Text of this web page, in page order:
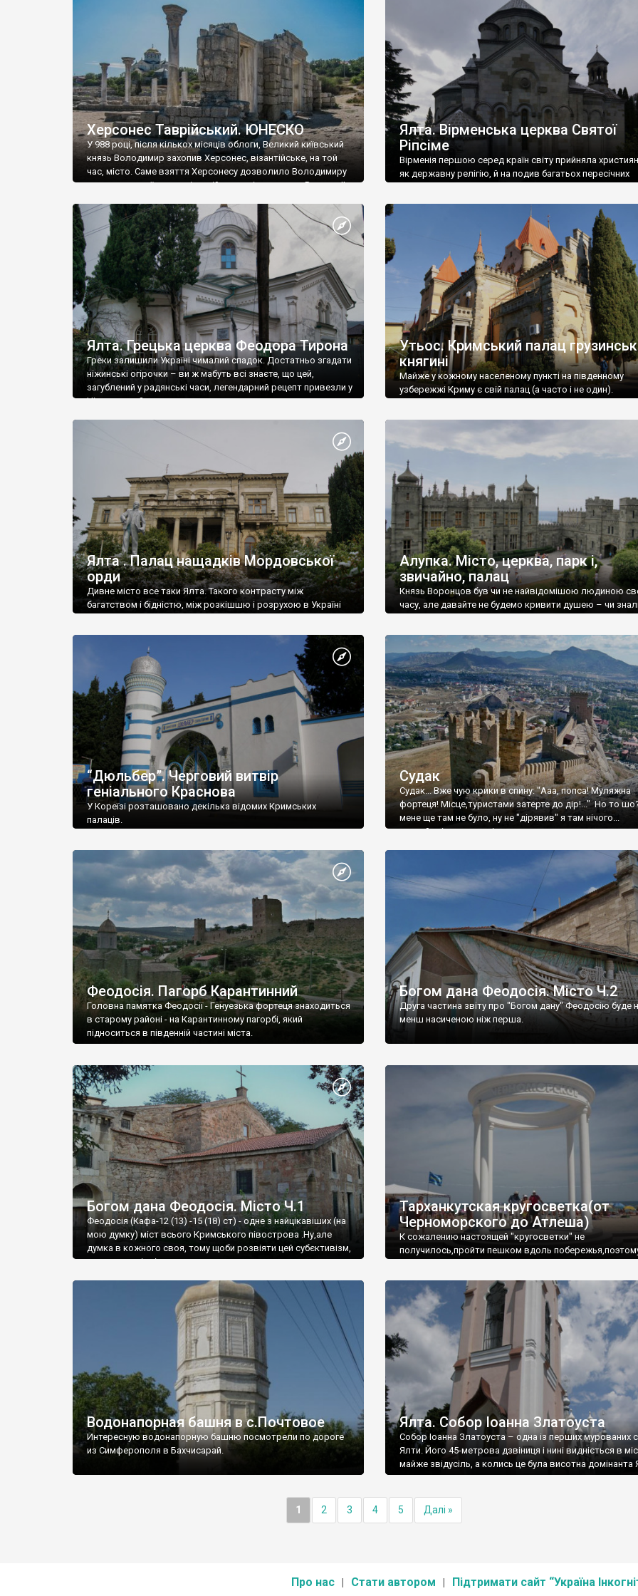
візантійської доби. Раритети викрадені з фондів об’єкту
культурної спадщини ЮНЕСКО «Херсонеса Таврійського».
Офіційно – на виставку «Золото Візантії», але експерти та
влада в Україні вважають це лише […]
називаються «повстяками» (postaki)…” “Вино. Крим
виробляє відмінне вино і його вдосталь: воно все
легке біле і дуже […]
Херсонес Таврійський. ЮНЕСКО
У 988 році, після кількох місяців облоги, Великий київський
князь Володимир захопив Херсонес, візантійське, на той
час, місто. Саме взяття Херсонесу дозволило Володимиру
диктувати свої умови візантійському імператору Василю ІІ,
Херсонесі Володимир-язичник, став Василем-
християнином. А потім було Хрещення Русі. На честь
Херсонесу Таврійського названо місто […]
Ялта. Вірменська церква Святої
Ріпсіме
Вірменія першою серед країн світу прийняла
як державну релігію, й на подив багатьох пересічних
Ялта. Грецька церква Феодора Тирона
Греки залишили Україні чималий спадок. Достатньо згадати
ніжинські огірочки – ви ж мабуть всі знаєте, що цей,
загублений у радянські часи, легендарний рецепт привезли у
Ніжин греки?
Утьос. Кримський палац
княгині
Майже у кожному населеному пункті на південному
узбережжі Криму є свій палац (а часто і не один).
Ялта . Палац нащадків Мордовської
орди
Дивне місто все таки Ялта. Такого контрасту між
багатством і бідністю, між розкішшю і розрухою в Україні
Алупка. Місто, церква, парк і,
звичайно, палац
Князь Воронцов був чи не найвідомішою людиною
часу, але давайте не будемо кривити душею – чи
“Дюльбер”. Черговий витвір
геніального Краснова
У Кореїзі розташовано декілька відомих Кримських
палаців.
Судак
Судак... Вже чую крики в спину: "Ааа, попса! Муляжна
фортеця! Місце,туристами затерте до дір!..." Но то
мене ще там не було, ну не "дірявив" я там нічого...
принаймні до цього літа.
Феодосія. Пагорб Карантинний
Головна памятка Феодосії - Генуезька фортеця знаходиться
в старому районі - на Карантинному пагорбі, який
підноситься в південній частині міста.
Богом дана Феодосія. Місто Ч.2
Друга частина звіту про "Богом дану" Феодосію буде
менш насиченою ніж перша.
Богом дана Феодосія. Місто Ч.1
Феодосія (Кафа-12 (13) -15 (18) ст) - одне з найцікавіших (на
мою думку) міст всього Кримського півострова .Ну,але
думка в кожного своя, тому щоби розвіяти цей субєктивізм,
запрошую відвідати це
Тарханкутская кругосветка(от
Черноморского до Атлеша)
К сожалению настоящей "кругосветки" не
получилось,пройти пешком вдоль
Водонапорная башня в с.Почтовое
Интересную водонапорную башню посмотрели по дороге
из Симферополя в Бахчисарай.
Ялта. Собор Іоанна Златоуста
Собор Іоанна Златоуста – одна із перших мурованих
Ялти. Його 45-метрова дзвіниця і нині видніється в
майже звідусіль, а колись це була висотна домінанта
1 2 3 4 5 Далі »
Про нас Стати автором Підтримати сайт “Україна